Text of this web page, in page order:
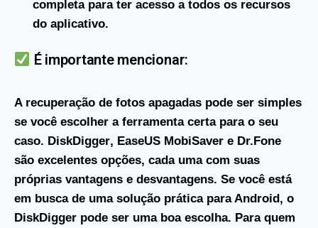
completa para ter acesso a todos os recursos
do aplicativo.
É importante mencionar:
A recuperação de fotos apagadas pode ser simples
se você escolher a ferramenta certa para o seu
caso. DiskDigger, EaseUS MobiSaver e Dr.Fone
são excelentes opções, cada uma com suas
próprias vantagens e desvantagens. Se você está
em busca de uma solução prática para Android, o
DiskDigger pode ser uma boa escolha. Para quem